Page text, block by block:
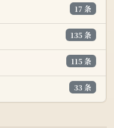
17 条
135 条
115 条
33 条